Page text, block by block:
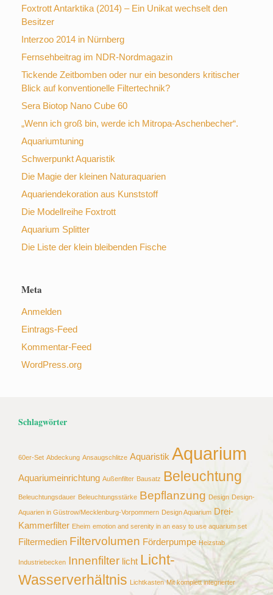
Foxtrott Antarktika (2014) – Ein Unikat wechselt den
Besitzer
Interzoo 2014 in Nürnberg
Fernsehbeitrag im NDR-Nordmagazin
Tickende Zeitbomben oder nur ein besonders kritischer
Blick auf konventionelle Filtertechnik?
Sera Biotop Nano Cube 60
„Wenn ich groß bin, werde ich Mitropa-Aschenbecher“.
Aquariumtuning
Schwerpunkt Aquaristik
Die Magie der kleinen Naturaquarien
Aquariendekoration aus Kunststoff
Die Modellreihe Foxtrott
Aquarium Splitter
Die Liste der klein bleibenden Fische
Meta
Anmelden
Eintrags-Feed
Kommentar-Feed
WordPress.org
Schlagwörter
60er-Set Abdeckung Ansaugschlitze Aquaristik Aquarium
Aquariumeinrichtung Außenfilter Bausatz Beleuchtung
Beleuchtungsdauer Beleuchtungsstärke Bepflanzung Design Design-
Aquarien in Güstrow/Mecklenburg-Vorpommern Design Aquarium Drei-
Kammerfilter Eheim emotion and serenity in an easy to use aquarium set
Filtermedien Filtervolumen Förderpumpe Heizstab
Industriebecken Innenfilter licht Licht-
Wasserverhältnis
Lichtkasten Mit komplett integrierter